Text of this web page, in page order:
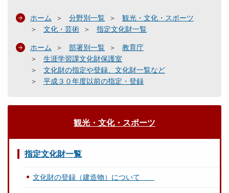
ホーム 分野別一覧
観光・文化・スポーツ
文化・芸術
指定文化財一覧
ホーム 部署別一覧
教育庁
生涯学習課文化財保護室
文化財の指定や登録、文化財一覧など
平成３０年度以前の指定・登録
観光・文化・スポーツ
指定文化財一覧
文化財の登録（建造物）について